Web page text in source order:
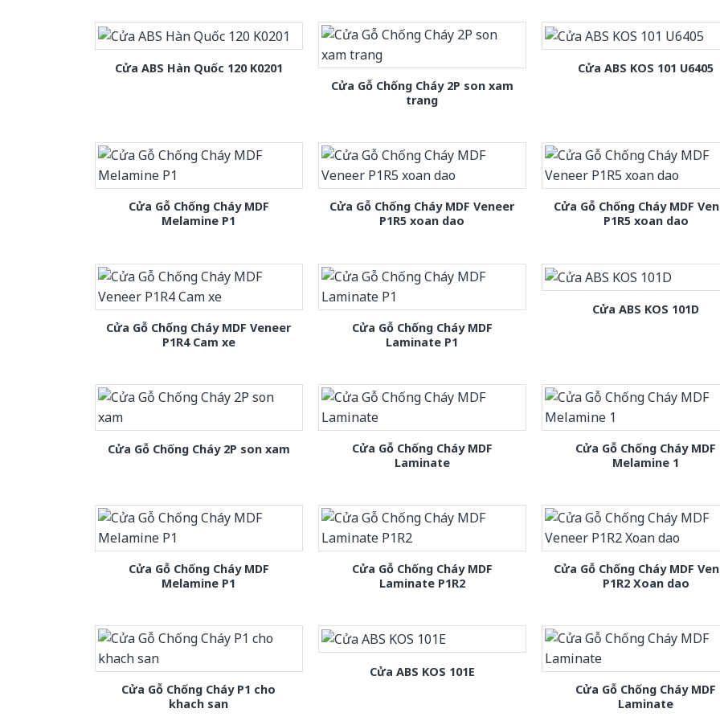
Cửa ABS Hàn Quốc 120 K0201
Cửa Gỗ Chống Cháy 2P son xam
trang
Cửa ABS KOS 101 U6405
Cửa Gỗ Chống Cháy MDF
Melamine P1
Cửa Gỗ Chống Cháy MDF Veneer
P1R5 xoan dao
Cửa Gỗ Chống Cháy MDF
P1R5 xoan dao
Cửa Gỗ Chống Cháy MDF Veneer
P1R4 Cam xe
Cửa Gỗ Chống Cháy MDF
Laminate P1
Cửa ABS KOS 101D
Cửa Gỗ Chống Cháy 2P son xam
Cửa Gỗ Chống Cháy MDF
Laminate
Cửa Gỗ Chống Cháy MDF
Melamine 1
Cửa Gỗ Chống Cháy MDF
Melamine P1
Cửa Gỗ Chống Cháy MDF
Laminate P1R2
Cửa Gỗ Chống Cháy MDF
P1R2 Xoan dao
Cửa Gỗ Chống Cháy P1 cho
khach san
Cửa ABS KOS 101E
Cửa Gỗ Chống Cháy MDF
Laminate